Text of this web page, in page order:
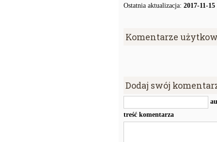
Ostatnia aktualizacja: 2017-11-15
Komentarze
Dodaj swój
treść komentarza